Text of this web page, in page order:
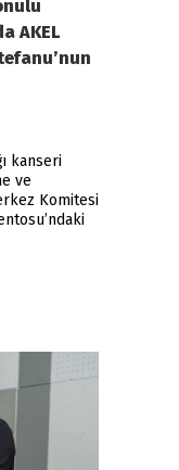
AKEL
kanseri
ve
Komitesi